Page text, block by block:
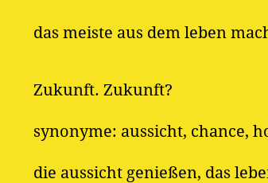
das meiste aus dem leben
Zukunft. Zukunft?
synonyme: aussicht, chance,
die aussicht genießen, das